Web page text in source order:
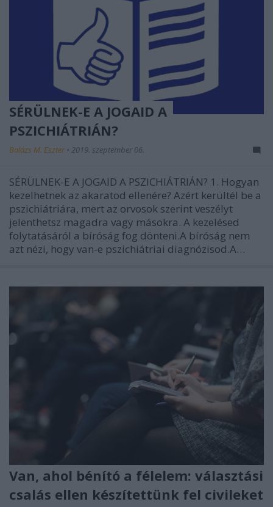
SÉRÜLNEK-E A JOGAID A
PSZICHIÁTRIÁN?
Balázs M. Eszter • 2019. szeptember 06.
SÉRÜLNEK-E A JOGAID A PSZICHIÁTRIÁN? 1. Hogyan
kezelhetnek az akaratod ellenére? Azért kerültél be a
pszichiátriára, mert az orvosok szerint veszélyt
jelenthetsz magadra vagy másokra. A kezelésed
folytatásáról a bíróság fog dönteni.A bíróság nem
azt nézi, hogy van-e pszichiátriai diagnózisod.A…
Van, ahol bénító a félelem: választási
csalás ellen készítettünk fel civileket